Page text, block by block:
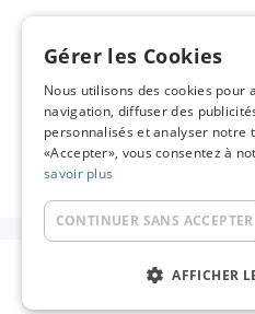
immatriculation, fiche
Changement de titulaire
détaillées, coûts réels
pièges
© 2026 Carte Grise en
Gérer les Cookies
Nous utilisons des cookies
navigation, diffuser des
personnalisés et analyser notre
«Accepter», vous consentez à
savoir plus
CONTINUER SANS ACCEPTER
AFFICHER